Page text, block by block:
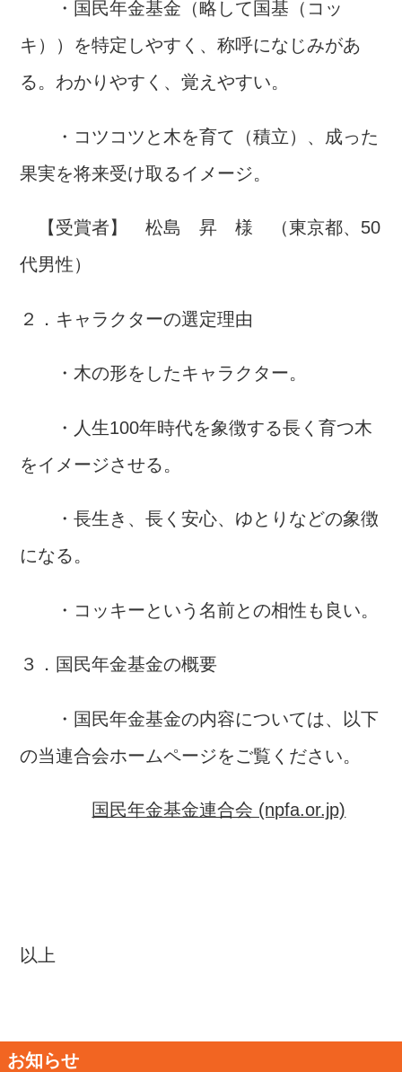
・国民年金基金（略して国基（コッ
キ））を特定しやすく、称呼になじみがあ
る。わかりやすく、覚えやすい。
・コツコツと木を育て（積立）、成った
果実を将来受け取るイメージ。
【受賞者】 松島 昇 様 （東京都、50
代男性）
２．キャラクターの選定理由
・木の形をしたキャラクター。
・人生100年時代を象徴する長く育つ木
をイメージさせる。
・長生き、長く安心、ゆとりなどの象徴
になる。
・コッキーという名前との相性も良い。
３．国民年金基金の概要
・国民年金基金の内容については、以下
の当連合会ホームページをご覧ください。
国民年金基金連合会 (npfa.or.jp)
以上
お知らせ